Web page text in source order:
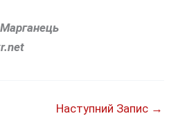
Наступний Запис →